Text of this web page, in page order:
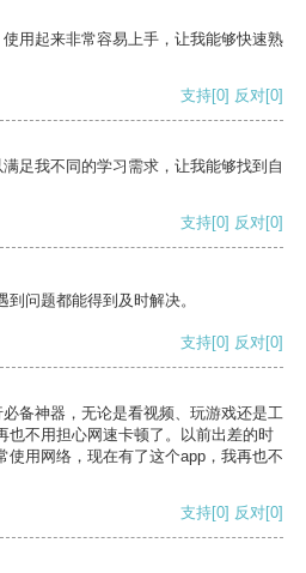
用起来非常容易上手，让我能够快速熟
支持[0] 反对[0]
足我不同的学习需求，让我能够找到自
支持[0] 反对[0]
问题都能得到及时解决。
支持[0] 反对[0]
备神器，无论是看视频、玩游戏还是工
也不用担心网速卡顿了。以前出差的时
使用网络，现在有了这个app，我再也不
支持[0] 反对[0]